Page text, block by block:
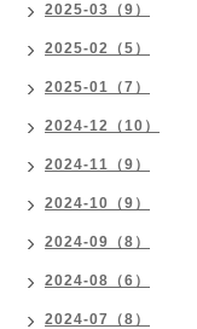
2025-03（9）
2025-02（5）
2025-01（7）
2024-12（10）
2024-11（9）
2024-10（9）
2024-09（8）
2024-08（6）
2024-07（8）